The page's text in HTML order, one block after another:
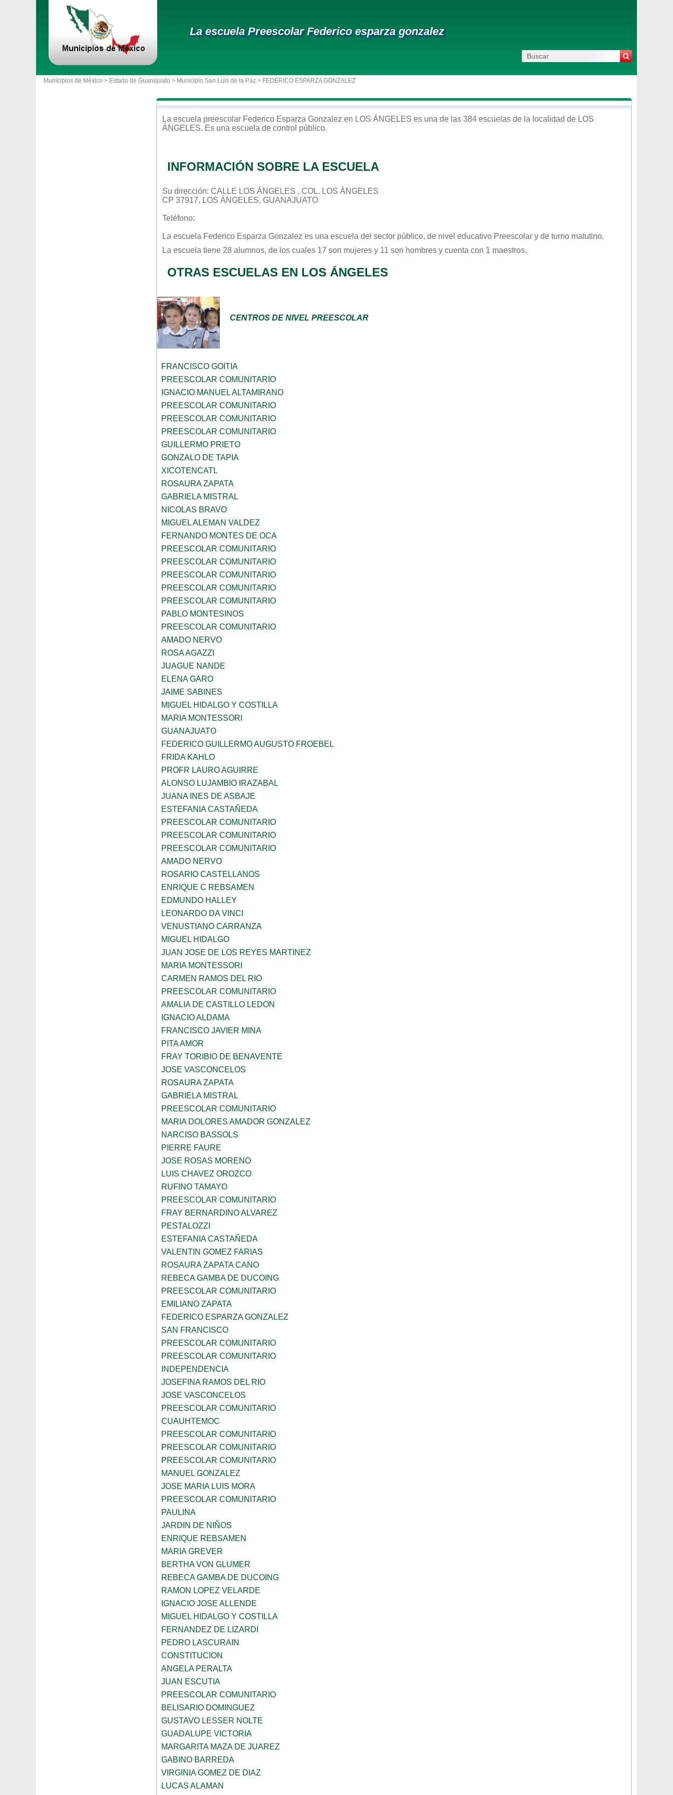
La escuela Preescolar Federico esparza gonzalez
Municipios de México > Estado de Guanajuato > Municipio San Luis de la Paz > FEDERICO ESPARZA GONZALEZ
La escuela preescolar Federico Esparza Gonzalez en LOS ÁNGELES es una de las 384 escuelas de la localidad de LOS
ÁNGELES. Es una escuela de control público.
INFORMACIÓN SOBRE LA ESCUELA
Su dirección: CALLE LOS ÁNGELES , COL. LOS ÁNGELES
CP 37917, LOS ÁNGELES, GUANAJUATO
Teléfono:
La escuela Federico Esparza Gonzalez es una escuela del sector público, de nivel educativo Preescolar y de turno matutino.
La escuela tiene 28 alumnos, de los cuales 17 son mujeres y 11 son hombres y cuenta con 1 maestros.
OTRAS ESCUELAS EN LOS ÁNGELES
CENTROS DE NIVEL PREESCOLAR
FRANCISCO GOITIA
PREESCOLAR COMUNITARIO
IGNACIO MANUEL ALTAMIRANO
PREESCOLAR COMUNITARIO
PREESCOLAR COMUNITARIO
PREESCOLAR COMUNITARIO
GUILLERMO PRIETO
GONZALO DE TAPIA
XICOTENCATL
ROSAURA ZAPATA
GABRIELA MISTRAL
NICOLAS BRAVO
MIGUEL ALEMAN VALDEZ
FERNANDO MONTES DE OCA
PREESCOLAR COMUNITARIO
PREESCOLAR COMUNITARIO
PREESCOLAR COMUNITARIO
PREESCOLAR COMUNITARIO
PREESCOLAR COMUNITARIO
PABLO MONTESINOS
PREESCOLAR COMUNITARIO
AMADO NERVO
ROSA AGAZZI
JUAGUE NANDE
ELENA GARO
JAIME SABINES
MIGUEL HIDALGO Y COSTILLA
MARIA MONTESSORI
GUANAJUATO
FEDERICO GUILLERMO AUGUSTO FROEBEL
FRIDA KAHLO
PROFR LAURO AGUIRRE
ALONSO LUJAMBIO IRAZABAL
JUANA INES DE ASBAJE
ESTEFANIA CASTAÑEDA
PREESCOLAR COMUNITARIO
PREESCOLAR COMUNITARIO
PREESCOLAR COMUNITARIO
AMADO NERVO
ROSARIO CASTELLANOS
ENRIQUE C REBSAMEN
EDMUNDO HALLEY
LEONARDO DA VINCI
VENUSTIANO CARRANZA
MIGUEL HIDALGO
JUAN JOSE DE LOS REYES MARTINEZ
MARIA MONTESSORI
CARMEN RAMOS DEL RIO
PREESCOLAR COMUNITARIO
AMALIA DE CASTILLO LEDON
IGNACIO ALDAMA
FRANCISCO JAVIER MINA
PITA AMOR
FRAY TORIBIO DE BENAVENTE
JOSE VASCONCELOS
ROSAURA ZAPATA
GABRIELA MISTRAL
PREESCOLAR COMUNITARIO
MARIA DOLORES AMADOR GONZALEZ
NARCISO BASSOLS
PIERRE FAURE
JOSE ROSAS MORENO
LUIS CHAVEZ OROZCO
RUFINO TAMAYO
PREESCOLAR COMUNITARIO
FRAY BERNARDINO ALVAREZ
PESTALOZZI
ESTEFANIA CASTAÑEDA
VALENTIN GOMEZ FARIAS
ROSAURA ZAPATA CANO
REBECA GAMBA DE DUCOING
PREESCOLAR COMUNITARIO
EMILIANO ZAPATA
FEDERICO ESPARZA GONZALEZ
SAN FRANCISCO
PREESCOLAR COMUNITARIO
PREESCOLAR COMUNITARIO
INDEPENDENCIA
JOSEFINA RAMOS DEL RIO
JOSE VASCONCELOS
PREESCOLAR COMUNITARIO
CUAUHTEMOC
PREESCOLAR COMUNITARIO
PREESCOLAR COMUNITARIO
PREESCOLAR COMUNITARIO
MANUEL GONZALEZ
JOSE MARIA LUIS MORA
PREESCOLAR COMUNITARIO
PAULINA
JARDIN DE NIÑOS
ENRIQUE REBSAMEN
MARIA GREVER
BERTHA VON GLUMER
REBECA GAMBA DE DUCOING
RAMON LOPEZ VELARDE
IGNACIO JOSE ALLENDE
MIGUEL HIDALGO Y COSTILLA
FERNANDEZ DE LIZARDI
PEDRO LASCURAIN
CONSTITUCION
ANGELA PERALTA
JUAN ESCUTIA
PREESCOLAR COMUNITARIO
BELISARIO DOMINGUEZ
GUSTAVO LESSER NOLTE
GUADALUPE VICTORIA
MARGARITA MAZA DE JUAREZ
GABINO BARREDA
VIRGINIA GOMEZ DE DIAZ
LUCAS ALAMAN